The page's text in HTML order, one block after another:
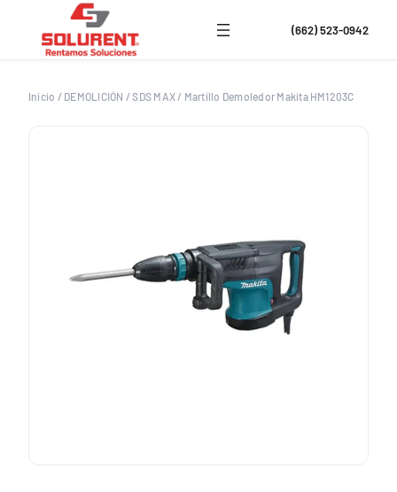
contenido
(662) 523-0942
Inicio / DEMOLICIÓN /SDS MAX / Martillo Demoledor Makita HM1203C